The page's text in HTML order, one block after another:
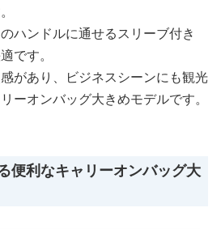
ハンドルに通せるスリーブ付き
です。
があり、ビジネスシーンにも観光
ーオンバッグ大きめモデルです。
便利なキャリーオンバッグ大